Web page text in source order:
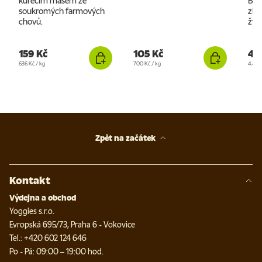
soukromých farmových
chovů.
159 Kč
Cena za jednotku
636 Kč/kg
105 Kč
Cena za jednotku
700 Kč/kg Cena
Zpět na začátek
Kontakt
Výdejna a obchod
Yoggies s.r.o.
Evropská 695/73, Praha 6 - Vokovice
Tel.: +420 602 124 646
Po - Pá: 09:00 – 19:00 hod.